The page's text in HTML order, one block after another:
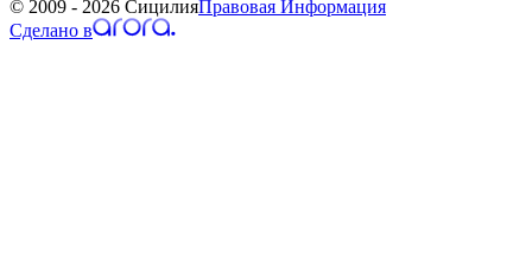
© 2009 - 2026 СицилияПравовая Информация
Сделано в